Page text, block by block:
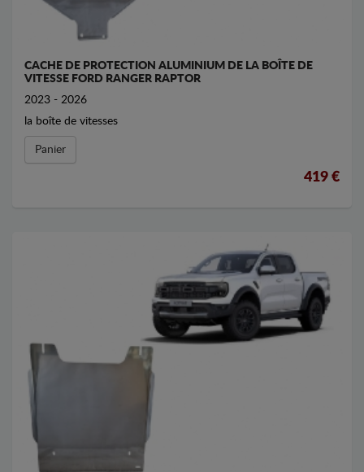
CACHE DE PROTECTION ALUMINIUM DE LA BOÎTE DE
VITESSE FORD RANGER RAPTOR
2023 - 2026
la boîte de vitesses
Panier
419 €